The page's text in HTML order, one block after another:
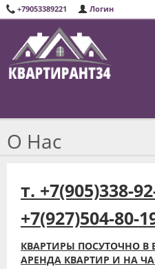
+79053389221 Логин
О
КАРТА
О Нас
т. +7(905)338-
+7(927)504-80-
КВАРТИРЫ ПОСУТОЧНО
АРЕНДА КВАРТИР И НА